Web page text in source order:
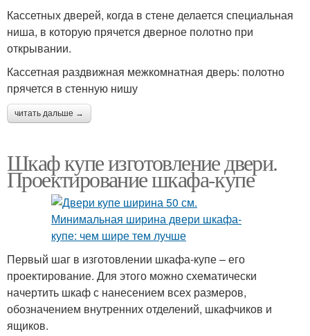
Кассетных дверей, когда в стене делается специальная
ниша, в которую прячется дверное полотно при
открывании.
Кассетная раздвижная межкомнатная дверь: полотно
прячется в стенную нишу
читать дальше →
Шкаф купе изготовление двери.
Проектирование шкафа-купе
Первый шаг в изготовлении шкафа-купе – его
проектирование. Для этого можно схематически
начертить шкаф с нанесением всех размеров,
обозначением внутренних отделений, шкафчиков и
ящиков.